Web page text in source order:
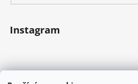
Instagram